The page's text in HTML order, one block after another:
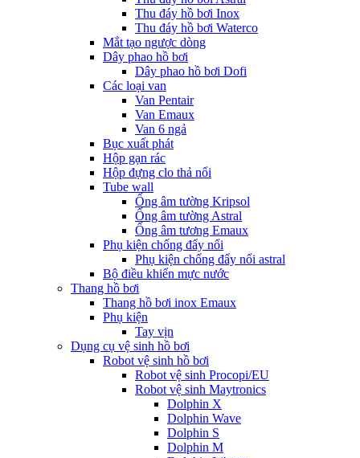
Thu đáy hồ bơi Inox
Thu đáy hồ bơi Waterco
Mắt tạo ngược dòng
Dây phao hồ bơi
Dây phao hồ bơi Dofi
Các loại van
Van Pentair
Van Emaux
Van 6 ngả
Bục xuất phát
Hộp gạn rác
Hộp đựng clo thả nổi
Tube wall
Ống âm tường Kripsol
Ống âm tường Astral
Ống âm tương Emaux
Phụ kiện chống đẩy nổi
Phụ kiện chống đẩy nổi astral
Bộ điều khiển mực nước
Thang hồ bơi
Thang hồ bơi inox Emaux
Phụ kiện
Tay vịn
Dụng cụ vệ sinh hồ bơi
Robot vệ sinh hồ bơi
Robot vệ sinh Procopi/EU
Robot vệ sinh Maytronics
Dolphin X
Dolphin Wave
Dolphin S
Dolphin M